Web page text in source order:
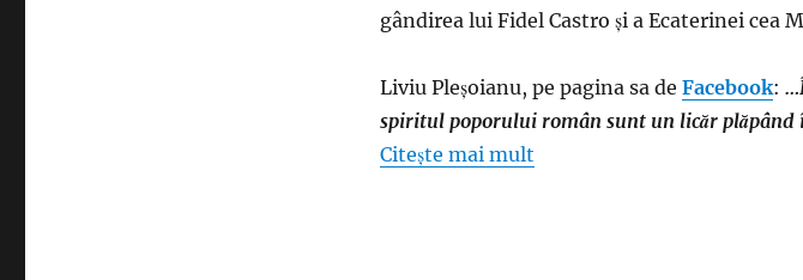
gândirea lui Fidel Castro şi a Ecaterinei cea
Liviu Pleşoianu, pe pagina sa de Facebook:
spiritul poporului român sunt un licăr plăpând
Citește mai mult